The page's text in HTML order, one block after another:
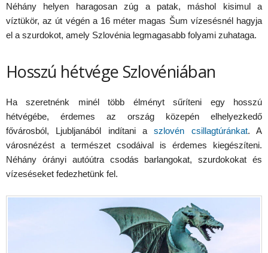
Néhány helyen haragosan zúg a patak, máshol kisimul a
víztükör, az út végén a 16 méter magas Šum vízesésnél hagyja
el a szurdokot, amely Szlovénia legmagasabb folyami zuhataga.
Hosszú hétvége Szlovéniában
Ha szeretnénk minél több élményt sűríteni egy hosszú
hétvégébe, érdemes az ország közepén elhelyezkedő
fővárosból, Ljubljanából indítani a
szlovén csillagtúránkat. A
városnézést a természet csodáival is érdemes kiegészíteni.
Néhány órányi autóútra csodás barlangokat, szurdokokat és
vízeséseket fedezhetünk fel.